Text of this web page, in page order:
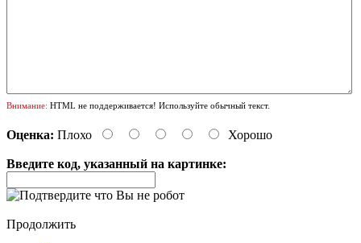
Внимание: HTML не поддерживается! Используйте обычный текст.
Оценка: Плохо Хорошо
Введите код, указанный на картинке:
Продолжить